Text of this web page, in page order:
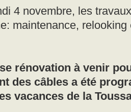
4 novembre, les
maintenance,
rénovation à venir
des câbles a été
vacances de la